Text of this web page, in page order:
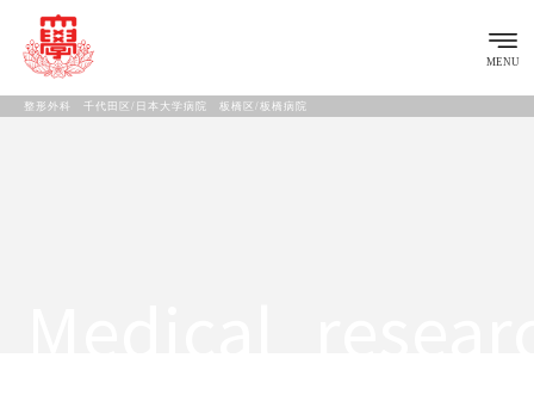
整形外科 千代田区/日本大学病院 板橋区/板橋病院
MENU